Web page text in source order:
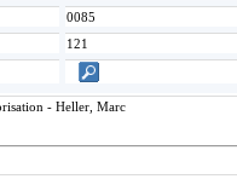
0085
121
- Heller, Marc